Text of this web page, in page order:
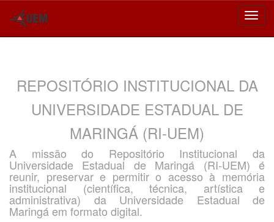
REPOSITÓRIO INSTITUCIONAL DA
UNIVERSIDADE ESTADUAL DE
MARINGÁ (RI-UEM)
A missão do Repositório Institucional da
Universidade Estadual de Maringá (RI-UEM) é
reunir, preservar e permitir o acesso à memória
institucional (científica, técnica, artística e
administrativa) da Universidade Estadual de
Maringá em formato digital.